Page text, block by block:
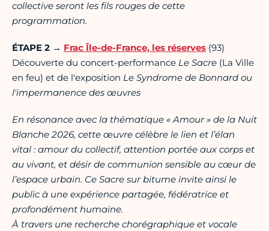
collective seront les fils rouges de cette
programmation.
ÉTAPE 2 → Frac Île-de-France, les réserves (93)
Découverte du concert-performance Le Sacre (La Ville
en feu) et de l'exposition Le Syndrome de Bonnard ou
l'impermanence des œuvres
En résonance avec la thématique « Amour » de la Nuit
Blanche 2026, cette œuvre célèbre le lien et l’élan
vital : amour du collectif, attention portée aux corps et
au vivant, et désir de communion sensible au cœur de
l’espace urbain. Ce Sacre sur bitume invite ainsi le
public à une expérience partagée, fédératrice et
profondément humaine.
À travers une recherche chorégraphique et vocale